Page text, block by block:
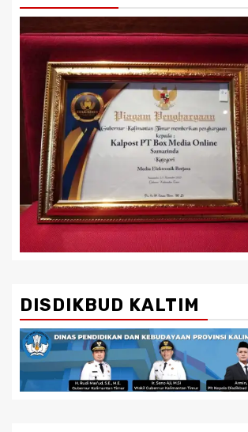
DISDIKBUD KALTIM